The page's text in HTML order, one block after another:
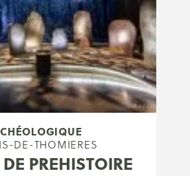
DE-THOMIERES
PREHISTOIRE